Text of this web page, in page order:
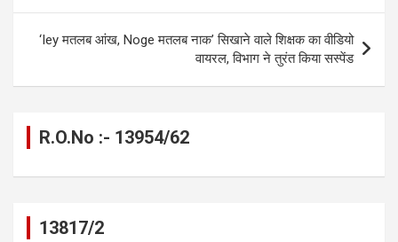
o
k
er p
p
m
k
‘Iey मतलब आंख, Noge मतलब नाक’ सिखाने वाले शिक्षक का वीडियो
वायरल, विभाग ने तुरंत किया सस्पेंड
R.O.No :- 13954/62
13817/2